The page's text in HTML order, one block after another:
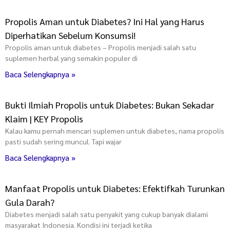
Propolis Aman untuk Diabetes? Ini Hal yang Harus
Diperhatikan Sebelum Konsumsi!
Propolis aman untuk diabetes – Propolis menjadi salah satu
suplemen herbal yang semakin populer di
Baca Selengkapnya »
Bukti Ilmiah Propolis untuk Diabetes: Bukan Sekadar
Klaim | KEY Propolis
Kalau kamu pernah mencari suplemen untuk diabetes, nama propolis
pasti sudah sering muncul. Tapi wajar
Baca Selengkapnya »
Manfaat Propolis untuk Diabetes: Efektifkah Turunkan
Gula Darah?
Diabetes menjadi salah satu penyakit yang cukup banyak dialami
masyarakat Indonesia. Kondisi ini terjadi ketika